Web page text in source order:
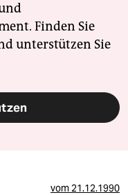
Finden Sie
unterstützen Sie
vom21.12.1990